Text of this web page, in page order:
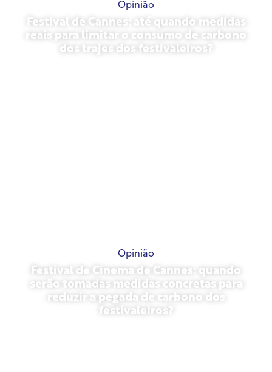
Opinião
Festival de Cannes: até quando medidas
reais para limitar o consumo de carbono
dos trajes dos festivaleiros?
Opinião
Festival de Cinema de Cannes: quando
serão tomadas medidas concretas para
reduzir a pegada de carbono dos
festivaleiros?